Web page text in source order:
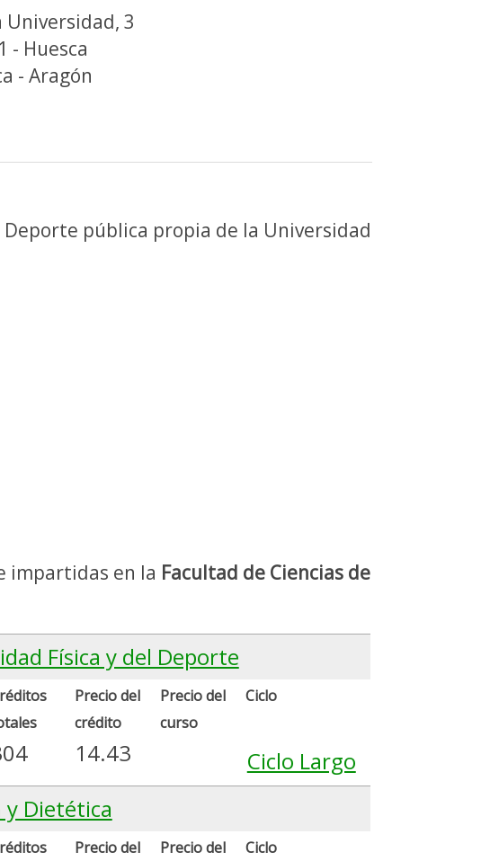
Universidad, 3
- Huesca
- Aragón
pública propia de la Universidad
impartidas en la Facultad de Ciencias de
Física y del Deporte
Precio del
crédito
Precio del
curso
Ciclo
14.43
Ciclo Largo
Dietética
Precio del
Precio del
Ciclo